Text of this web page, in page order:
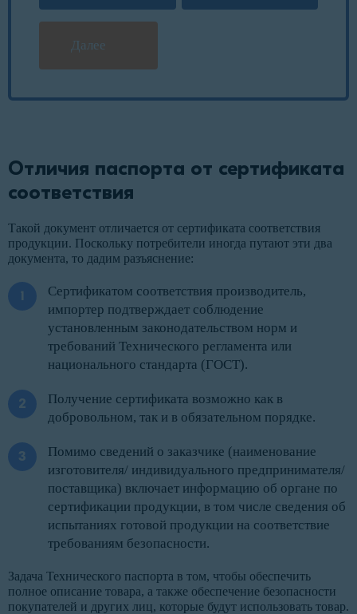
Далее
Отличия паспорта от сертификата
соответствия
Такой документ отличается от сертификата соответствия
продукции. Поскольку потребители иногда путают эти два
документа, то дадим разъяснение:
Сертификатом соответствия производитель,
импортер подтверждает соблюдение
установленным законодательством норм и
требований Технического регламента или
национального стандарта (ГОСТ).
Получение сертификата возможно как в
добровольном, так и в обязательном порядке.
Помимо сведений о заказчике (наименование
изготовителя/ индивидуального предпринимателя/
поставщика) включает информацию об органе по
сертификации продукции, в том числе сведения об
испытаниях готовой продукции на соответствие
требованиям безопасности.
Задача Технического паспорта в том, чтобы обеспечить
полное описание товара, а также обеспечение безопасности
покупателей и других лиц, которые будут использовать товар.